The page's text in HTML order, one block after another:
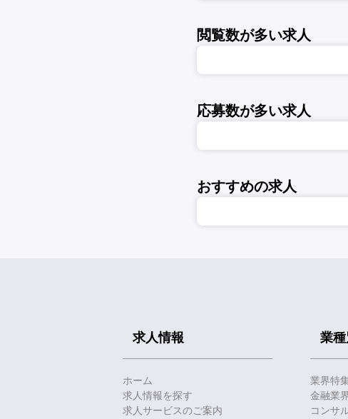
閲覧数が多い求人
応募数が多い求人
おすすめの求人
求人情報
ホーム
求人情報を探す
求人サービスのご案内
業
業界特
金融業
コンサ